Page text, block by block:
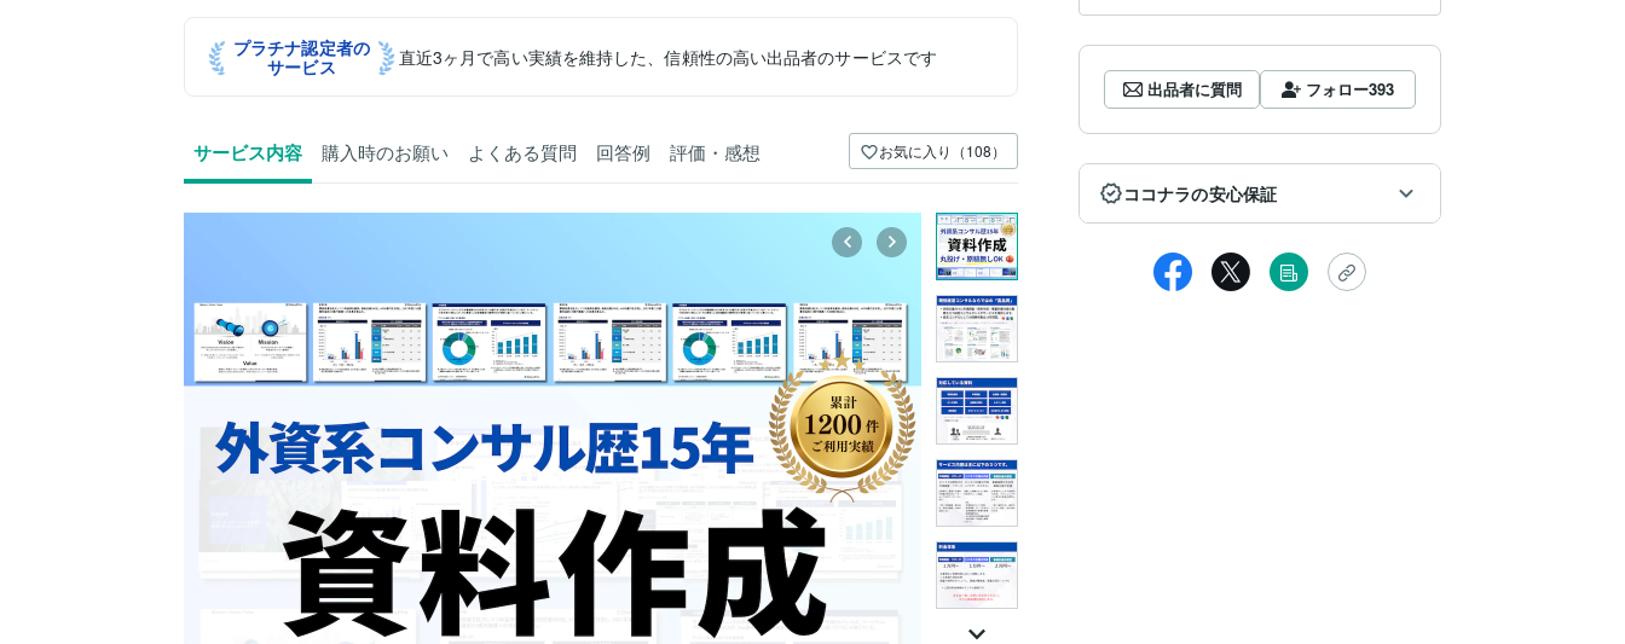
プラチナ認定者の
サービス
直近3ヶ月で高い実績を維持した、信頼性の高い出品者のサービスです
サービス内容 購入時のお願い よくある質問 回答例 評価・感想 お気に入り（108）
出品者に質問 フォロー393
ココナラの安心保証